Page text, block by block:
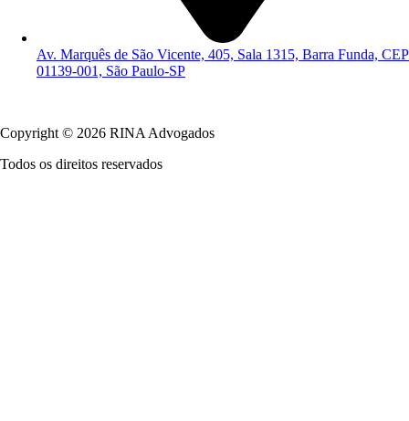
Av. Marquês de São Vicente, 405, Sala 1315, Barra Funda, CEP
01139-001, São Paulo-SP
Copyright © 2026 RINA Advogados
Todos os direitos reservados